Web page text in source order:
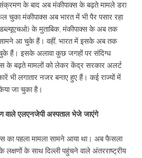
के बाद अब मंकीपाक्स के बढ़ते मामले डरा
चुका मंकीपाक्स अब भारत में भी पैर पसार रहा
के मुताबिक, मंकीपाक्स के अब तक
सामने आ चुके हैं। वहीं, भारत में इसके अब तक
हैं। इसके अलावा कुछ जगहों पर संदिग्ध
के बढ़ते मामलों को लेकर केंद्र सरकार अलर्ट
भी लगातार नजर बनाए हुए हैं। कई राज्यों में
जा चुका है।
वाले एलएनजेपी अस्पताल भेजे जाएंगे
का पहला मामला सामने आया था। अब फैसला
लक्षणों के साथ दिल्ली पहुंचने वाले अंतरराष्ट्रीय